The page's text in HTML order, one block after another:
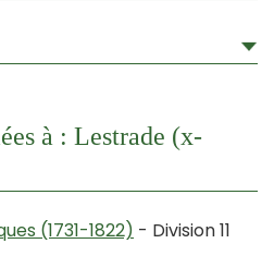
à : Lestrade (x-
(1731-1822) - Division 11